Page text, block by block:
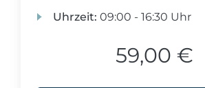
Uhrzeit: 09:00 - 16:30 Uhr
59,00 €